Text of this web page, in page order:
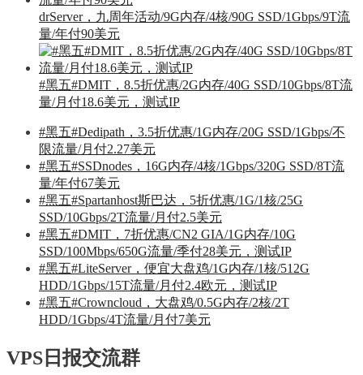
drServer，九周年活动/9G内存/4核/90G SSD/1Gbps/9T流
量/年付90美元
#黑五#DMIT，8.5折优惠/2G内存/40G SSD/10Gbps/8T流
量/月付18.6美元，测试IP
#黑五#Dedipath，3.5折优惠/1G内存/20G SSD/1Gbps/不
限流量/月付2.27美元
#黑五#SSDnodes，16G内存/4核/1Gbps/320G SSD/8T流
量/年付67美元
#黑五#Spartanhost斯巴达，5折优惠/1G/1核/25G
SSD/10Gbps/2T流量/月付2.5美元
#黑五#DMIT，7折优惠/CN2 GIA/1G内存/10G
SSD/100Mbps/650G流量/季付28美元，测试IP
#黑五#LiteServer，便宜大盘鸡/1G内存/1核/512G
HDD/1Gbps/15T流量/月付2.4欧元，测试IP
#黑五#Crowncloud，大盘鸡/0.5G内存/2核/2T
HDD/1Gbps/4T流量/月付7美元
VPS日报交流群